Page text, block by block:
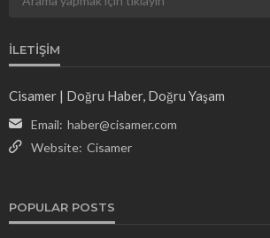
İLETIŞIM
Cisamer | Doğru Haber, Doğru Yaşam
Email: haber@cisamer.com
Website: Cisamer
POPULAR POSTS